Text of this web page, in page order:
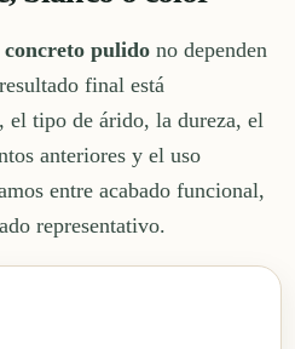
concreto pulido no dependen
final está
el tipo de árido, la dureza, el
anteriores y el uso
entre acabado funcional,
representativo.